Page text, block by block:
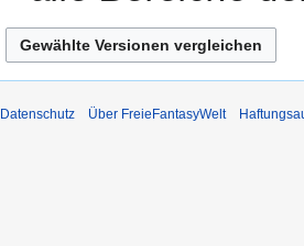
Datenschutz Über FreieFantasyWelt